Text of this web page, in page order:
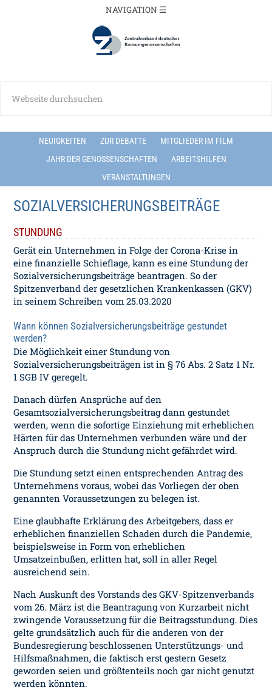
NEUIGKEITEN ZUR DEBATTE
MITGLIEDER IM FILM
JAHR DER GENOSSENSCHAFTEN
ARBEITSHILFEN
VERANSTALTUNGEN
SOZIALVERSICHERUNGSBEITRÄGE
STUNDUNG
Gerät ein Unternehmen in Folge der Corona-Krise in
eine finanzielle Schieflage, kann es eine Stundung der
Sozialversicherungsbeiträge beantragen. So der
Spitzenverband der gesetzlichen Krankenkassen (GKV)
in seinem Schreiben vom 25.03.2020
Wann können Sozialversicherungsbeiträge gestundet
werden?
Die Möglichkeit einer Stundung von
Sozialversicherungsbeiträgen ist in § 76 Abs. 2 Satz 1 Nr.
1 SGB IV geregelt.
Danach dürfen Ansprüche auf den
Gesamtsozialversicherungsbeitrag dann gestundet
werden, wenn die sofortige Einziehung mit erheblichen
Härten für das Unternehmen verbunden wäre und der
Anspruch durch die Stundung nicht gefährdet wird.
Die Stundung setzt einen entsprechenden Antrag des
Unternehmens voraus, wobei das Vorliegen der oben
genannten Voraussetzungen zu belegen ist.
Eine glaubhafte Erklärung des Arbeitgebers, dass er
erheblichen finanziellen Schaden durch die Pandemie,
beispielsweise in Form von erheblichen
Umsatzeinbußen, erlitten hat, soll in aller Regel
ausreichend sein.
Nach Auskunft des Vorstands des GKV-Spitzenverbands
vom 26. März ist die Beantragung von Kurzarbeit nicht
zwingende Voraussetzung für die Beitragsstundung. Dies
gelte grundsätzlich auch für die anderen von der
Bundesregierung beschlossenen Unterstützungs- und
Hilfsmaßnahmen, die faktisch erst gestern Gesetz
geworden seien und größtenteils noch gar nicht genutzt
werden könnten.